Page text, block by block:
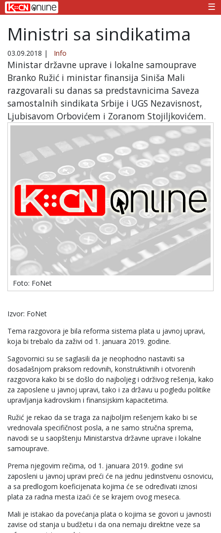
☰
Ministri sa sindikatima
03.09.2018 | Info
Ministar državne uprave i lokalne samouprave
Branko Ružić i ministar finansija Siniša Mali
razgovarali su danas sa predstavnicima Saveza
samostalnih sindikata Srbije i UGS Nezavisnost,
Ljubisavom Orbovićem i Zoranom Stojiljkovićem.
Foto: FoNet
Izvor: FoNet
Tema razgovora je bila reforma sistema plata u javnoj upravi,
koja bi trebalo da zaživi od 1. januara 2019. godine.
Sagovornici su se saglasili da je neophodno nastaviti sa
dosadašnjom praksom redovnih, konstruktivnih i otvorenih
razgovora kako bi se došlo do najboljeg i održivog rešenja, kako
za zaposlene u javnoj upravi, tako i za državu u pogledu politike
upravljanja kadrovskim i finansijskim kapacitetima.
Ružić je rekao da se traga za najboljim rešenjem kako bi se
vrednovala specifičnost posla, a ne samo stručna sprema,
navodi se u saopštenju Ministarstva državne uprave i lokalne
samouprave.
Prema njegovim rečima, od 1. januara 2019. godine svi
zaposleni u javnoj upravi preći će na jednu jedinstvenu osnovicu,
a sa predlogom koeficijenata kojima će se određivati iznosi
plata za radna mesta izaći će se krajem ovog meseca.
Mali je istakao da povećanja plata o kojima se govori u javnosti
zavise od stanja u budžetu i da ona nemaju direktne veze sa